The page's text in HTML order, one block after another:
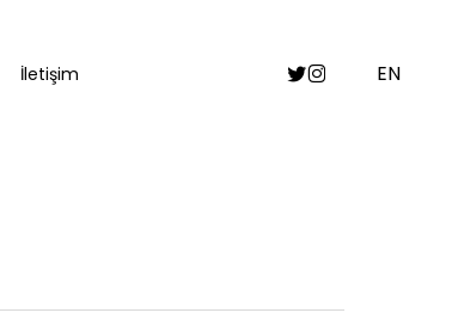
İletişim Twitter
Instagram
EN